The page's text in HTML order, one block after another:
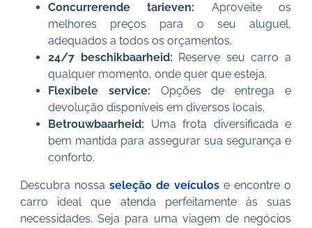
Concurrerende tarieven: Aproveite os
melhores preços para o seu aluguel,
adequados a todos os orçamentos.
24/7 beschikbaarheid: Reserve seu carro a
qualquer momento, onde quer que esteja.
Flexibele service: Opções de entrega e
devolução disponíveis em diversos locais.
Betrouwbaarheid: Uma frota diversificada e
bem mantida para assegurar sua segurança e
conforto.
Descubra nossa seleção de veículos e encontre o
carro ideal que atenda perfeitamente às suas
necessidades. Seja para uma viagem de negócios